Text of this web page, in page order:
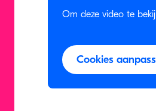
Om deze video te
Cookies